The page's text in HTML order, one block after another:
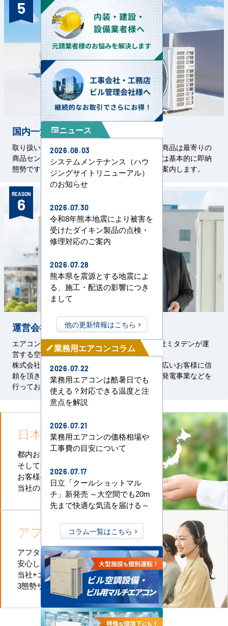
5
国内一流メーカーを即納態勢で
取り扱い商品はすべて国内一流メーカーです。商品は最寄りの
商品センターから発送します。掲載の汎用機種は基本的に即納
態勢です。特殊機器については都度、納期をご案内します。
REASON
6
運営会社の信頼と実績
エアコンセンターACは、1967年創設の株式会社ミタデンが運
営する空調事業サービスです。
株式会社ミタデンは、官公庁をはじめとした幅広いお客様に信
頼を頂き、空調・管設備工事、電気設備工事、発電事業などを
行っております。
日本全国施工対応
都内および首都圏全域
そして全国津々浦々
お客様のお近くに
当社の直工店がございます
アフターケアも万全
アフターケアも迅速に対応、
安心してお任せいただけます。
当社+エアコンメーカー+直工店の
3態勢サポートなのでお任せください
newspaperニュース
2026.08.03
システムメンテナンス（ハウ
ジングサイトリニューアル）
のお知らせ
2026.07.30
令和8年熊本地震により被害を
受けたダイキン製品の点検・
修理対応のご案内
2026.07.28
熊本県を震源とする地震によ
る、施工・配送の影響につき
まして
他の更新情報はこちら
mode_edit業務用エアコンコラム
2026.07.22
業務用エアコンは酷暑日でも
使える？対応できる温度と注
意点を解説
2026.07.21
業務用エアコンの価格相場や
工事費の目安について
2026.07.17
日立「クールショットマル
チ」新発売 ～大空間でも20m
先まで快適な気流を届ける～
コラム一覧はこちら